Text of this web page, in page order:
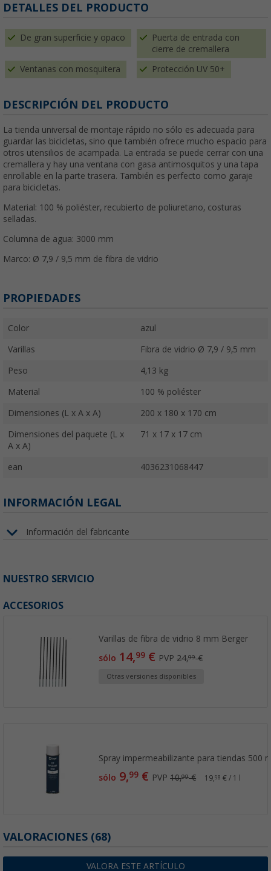
DETALLES DEL PRODUCTO
De gran superficie y opaco
Puerta de entrada con
cierre de cremallera
Ventanas con mosquitera Protección UV 50+
DESCRIPCIÓN DEL PRODUCTO
La tienda universal de montaje rápido no sólo es adecuada para
guardar las bicicletas, sino que también ofrece mucho espacio para
otros utensilios de acampada. La entrada se puede cerrar con una
cremallera y hay una ventana con gasa antimosquitos y una tapa
enrollable en la parte trasera. También es perfecto como garaje
para bicicletas.
Material: 100 % poliéster, recubierto de poliuretano, costuras
selladas.
Columna de agua: 3000 mm
Marco: Ø 7,9 / 9,5 mm de fibra de vidrio
PROPIEDADES
Color azul
Varillas Fibra de vidrio Ø 7,9 / 9,5 mm
Peso 4,13 kg
Material 100 % poliéster
Dimensiones (L x A x A) 200 x 180 x 170 cm
Dimensiones del paquete (L x
A x A)
71 x 17 x 17 cm
ean 4036231068447
INFORMACIÓN LEGAL
Información del fabricante
NUESTRO SERVICIO
ACCESORIOS
Varillas de fibra de vidrio 8 mm Berger
sólo 14,99 € PVP24,99€
Otras versiones disponibles
Spray impermeabilizante para tiendas 500
sólo 9,99 € PVP10,99€ 19,98 € / 1 l
VALORACIONES (68)
VALORA ESTE ARTÍCULO